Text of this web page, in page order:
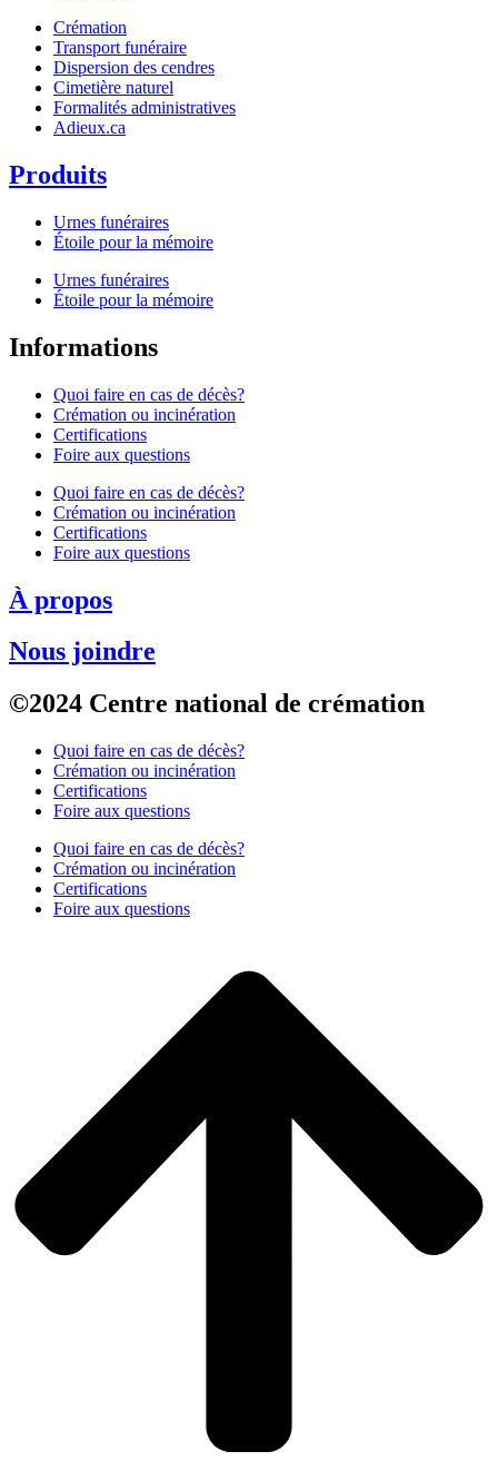
Crémation
Transport funéraire
Dispersion des cendres
Cimetière naturel
Formalités administratives
Adieux.ca
Produits
Urnes funéraires
Étoile pour la mémoire
Urnes funéraires
Étoile pour la mémoire
Informations
Quoi faire en cas de décès?
Crémation ou incinération
Certifications
Foire aux questions
Quoi faire en cas de décès?
Crémation ou incinération
Certifications
Foire aux questions
À propos
Nous joindre
©2024 Centre national de crémation
Quoi faire en cas de décès?
Crémation ou incinération
Certifications
Foire aux questions
Quoi faire en cas de décès?
Crémation ou incinération
Certifications
Foire aux questions